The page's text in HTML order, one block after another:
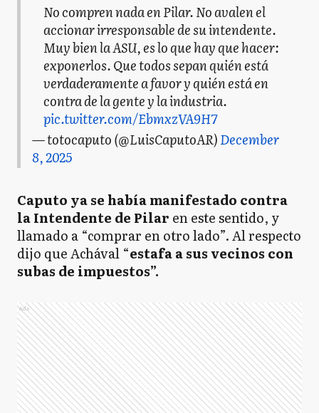
No compren nada en Pilar. No avalen el
accionar irresponsable de su intendente.
Muy bien la ASU, es lo que hay que hacer:
exponerlos. Que todos sepan quién está
verdaderamente a favor y quién está en
contra de la gente y la industria.
pic.twitter.com/EbmxzVA9H7
— totocaputo (@LuisCaputoAR)December
8, 2025
Caputo ya se había manifestado contra
la Intendente de Pilar en este sentido, y
llamado a “comprar en otro lado”. Al respecto
dijo que Achával “estafa a sus vecinos con
subas de impuestos”.
Ads